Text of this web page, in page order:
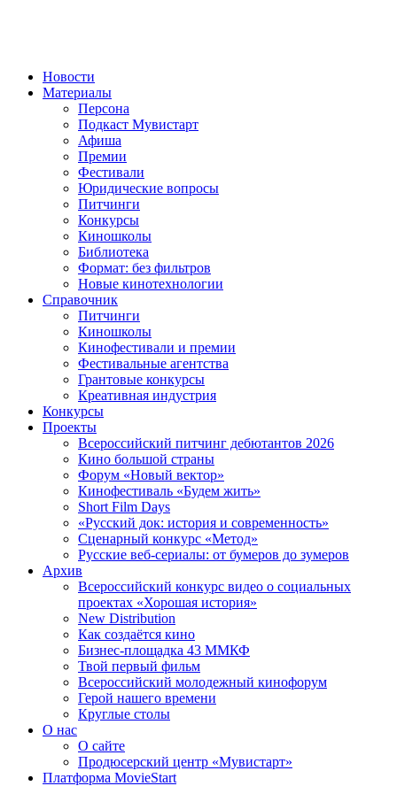
Новости
Материалы
Персона
Подкаст Мувистарт
Афиша
Премии
Фестивали
Юридические вопросы
Питчинги
Конкурсы
Киношколы
Библиотека
Формат: без фильтров
Новые кинотехнологии
Справочник
Питчинги
Киношколы
Кинофестивали и премии
Фестивальные агентства
Грантовые конкурсы
Креативная индустрия
Конкурсы
Проекты
Всероссийский питчинг дебютантов 2026
Кино большой страны
Форум «Новый вектор»
Кинофестиваль «Будем жить»
Short Film Days
«Русский док: история и современность»
Сценарный конкурс «Метод»
Русские веб-сериалы: от бумеров до зумеров
Архив
Всероссийский конкурс видео о социальных
проектах «Хорошая история»
New Distribution
Как создаётся кино
Бизнес-площадка 43 ММКФ
Твой первый фильм
Всероссийский молодежный кинофорум
Герой нашего времени
Круглые столы
О нас
О сайте
Продюсерский центр «Мувистарт»
Платформа MovieStart